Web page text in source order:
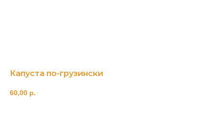
Капуста по-грузински
60,00 р.